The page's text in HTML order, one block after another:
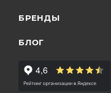
БРЕНДЫ
БЛОГ